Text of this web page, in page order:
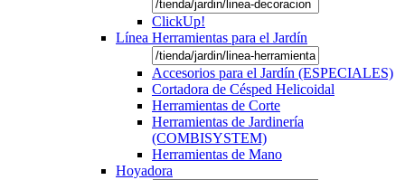
ClickUp!
Línea Herramientas para el Jardín
Accesorios para el Jardín (ESPECIALES)
Cortadora de Césped Helicoidal
Herramientas de Corte
Herramientas de Jardinería
(COMBISYSTEM)
Herramientas de Mano
Hoyadora